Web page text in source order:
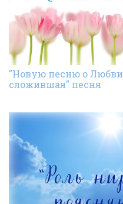
"Новую песню о Любви
сложившая" песня